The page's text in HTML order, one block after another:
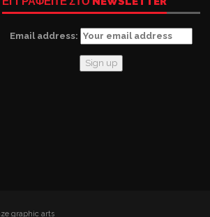
Email address:
graphic arts